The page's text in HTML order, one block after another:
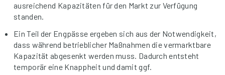
ausreichend Kapazitäten für den Markt zur Verfügung
standen.
Ein Teil der Engpässe ergeben sich aus der Notwendigkeit,
dass während betrieblicher Maßnahmen die vermarktbare
Kapazität abgesenkt werden muss. Dadurch entsteht
temporär eine Knappheit und damit ggf.